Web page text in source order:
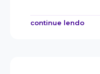
continue lendo